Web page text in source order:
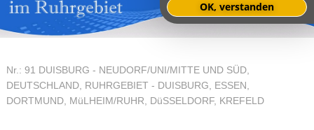
Nr.: 91 DUISBURG - NEUDORF/UNI/MITTE UND SÜD,
DEUTSCHLAND, RUHRGEBIET - DUISBURG, ESSEN,
DORTMUND, MüLHEIM/RUHR, DüSSELDORF, KREFELD
OK, verstanden